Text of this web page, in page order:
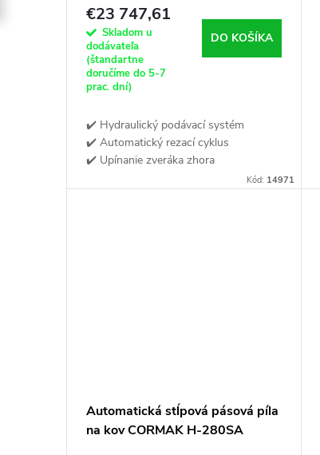
€23 747,61
Skladom u
dodávateľa
(štandartne
doručíme do 5-7
prac. dní)
DO KOŠÍKA
✔️ Hydraulický podávací systém
✔️ Automatický rezací cyklus
✔️ Upínanie zveráka zhora
Kód: 14971
Automatická stĺpová pásová píla
na kov CORMAK H-280SA